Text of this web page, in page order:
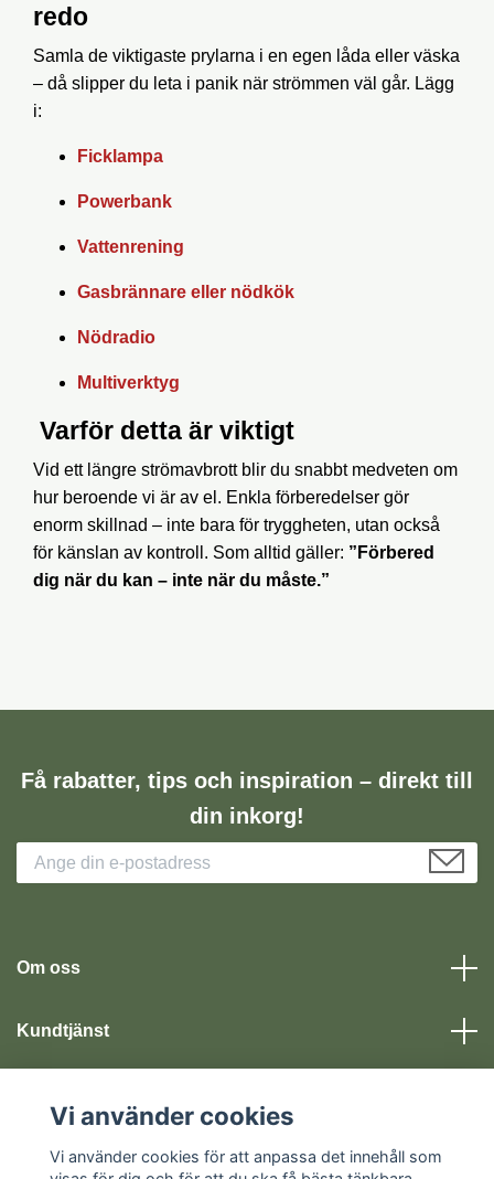
redo
Samla de viktigaste prylarna i en egen låda eller väska
– då slipper du leta i panik när strömmen väl går. Lägg
i:
Ficklampa
Powerbank
Vattenrening
Gasbrännare eller nödkök
Nödradio
Multiverktyg
Varför detta är viktigt
Vid ett längre strömavbrott blir du snabbt medveten om
hur beroende vi är av el. Enkla förberedelser gör
enorm skillnad – inte bara för tryggheten, utan också
för känslan av kontroll. Som alltid gäller: ”Förbered
dig när du kan – inte när du måste.”
Få rabatter, tips och inspiration – direkt till
din inkorg!
Om oss
Kundtjänst
Sociala medier
Vi använder cookies
Vi använder cookies för att anpassa det innehåll som